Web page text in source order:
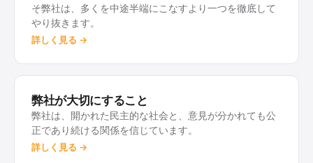
ックオフがフランクフルトで行われました。その数か
月後、Apple はパリの Apple Expo で Merlin を紹介
するよう弊社を招きました。自分たちのために作った
道具は、こうしてすべての人のための製品になりまし
す。
コンサルティング会社は、製品を手がける企業へと変
わりました。Merlin は Merlin Project となり、今日
そ弊社は、多くを中途半端にこなすより一つを徹底して
やり抜きます。
詳しく見る →
弊社が大切にすること
弊社は、開かれた民主的な社会と、意見が分かれても公
正であり続ける関係を信じています。
詳しく見る →